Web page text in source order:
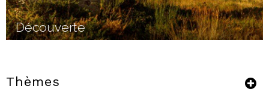
Découverte
Thèmes